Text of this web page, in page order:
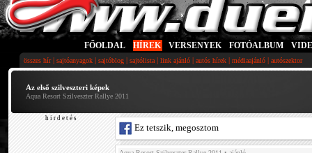
FŐOLDAL HÍREK VERSENYEK FOTÓALBUM
összes hír| sajtóanyagok | sajtóblog | sajtólista | link ajánló | autós hírek | médiaajánló | autószektor
Az első szilveszteri képek
Aqua Resort Szilveszter Rallye 2011
h i r d e t é s
Ez tetszik, megosztom